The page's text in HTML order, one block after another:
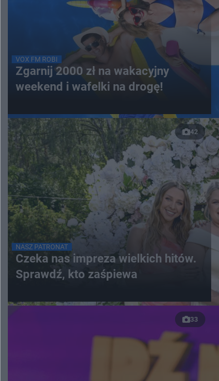
VOX FM ROBI
Zgarnij 2000 zł na wakacyjny
weekend i wafelki na drogę!
42
NASZ PATRONAT
Czeka nas impreza wielkich hitów.
Sprawdź, kto zaśpiewa
33